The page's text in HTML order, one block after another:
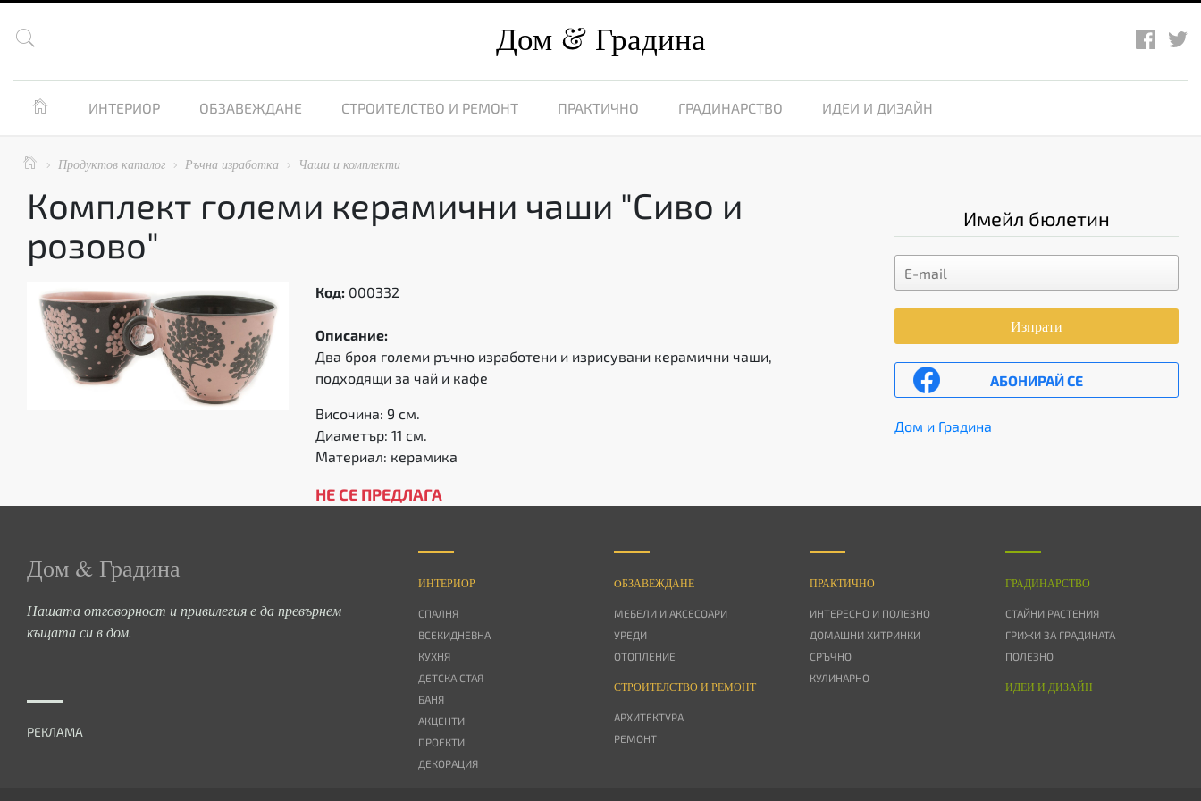
 Дом Градина
 ИНТЕРИОР ОБЗАВЕЖДАНЕ СТРОИТЕЛСТВО И РЕМОНТ ПРАКТИЧНО ГРАДИНАРСТВО ИДЕИ И ДИЗАЙН
  Продуктов каталог  Ръчна изработка  Чаши и комплекти
Комплект големи керамични чаши "Сиво и
розово"
Код: 000332
Описание:
Два броя големи ръчно изработени и изрисувани керамични чаши,
подходящи за чай и кафе
Височина: 9 см.
Диаметър: 11 см.
Материал: керамика
НЕ СЕ ПРЕДЛАГА
Имейл бюлетин
Изпрати
АБОНИРАЙ СЕ
Дом и Градина
Дом & Градина
Нашата отговорност и привилегия е да превърнем
къщата си в дом.
РЕКЛАМА
ИНТЕРИОР
СПАЛНЯ
ВСЕКИДНЕВНА
КУХНЯ
ДЕТСКА СТАЯ
БАНЯ
АКЦЕНТИ
ПРОЕКТИ
ДЕКОРАЦИЯ
OБЗАВЕЖДАНЕ
МЕБЕЛИ И АКСЕСОАРИ
УРЕДИ
ОТОПЛЕНИЕ
СТРОИТЕЛСТВО И РЕМОНТ
АРХИТЕКТУРА
РЕМОНТ
ПРАКТИЧНО
ИНТЕРЕСНО И ПОЛЕЗНО
ДОМАШНИ ХИТРИНКИ
СРЪЧНО
КУЛИНАРНО
ГРАДИНАРСТВО
СТАЙНИ РАСТЕНИЯ
ГРИЖИ ЗА ГРАДИНАТА
ПОЛЕЗНО
ИДЕИ И ДИЗАЙН